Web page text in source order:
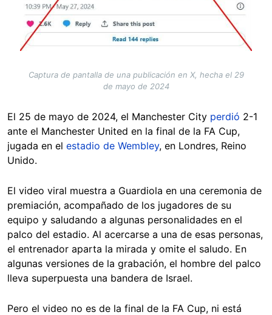
Captura de pantalla de una publicación en X, hecha el 29
de mayo de 2024
El 25 de mayo de 2024, el Manchester City perdió 2-1
ante el Manchester United en la final de la FA Cup,
jugada en el estadio de Wembley, en Londres, Reino
Unido.
El video viral muestra a Guardiola en una ceremonia de
premiación, acompañado de los jugadores de su
equipo y saludando a algunas personalidades en el
palco del estadio. Al acercarse a una de esas personas,
el entrenador aparta la mirada y omite el saludo. En
algunas versiones de la grabación, el hombre del palco
lleva superpuesta una bandera de Israel.
Pero el video no es de la final de la FA Cup, ni está